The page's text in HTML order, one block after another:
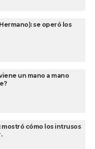
se operó los
un mano a mano
mostró cómo los intrusos